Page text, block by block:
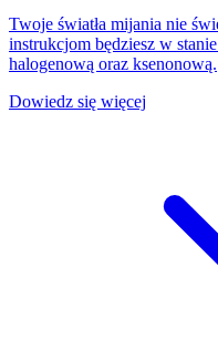
Twoje światła mijania nie
instrukcjom będziesz w
halogenową oraz ksenonową.
Dowiedz się więcej